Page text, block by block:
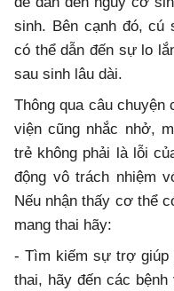
sinh. Bên cạnh đó,
có thể dẫn đến sự lo
sau sinh lâu dài.
Thông qua câu
viện cũng nhắc nhở,
trẻ không phải là lỗi
động vô trách nhiệm
Nếu nhận thấy cơ thể
mang thai hãy:
- Tìm kiếm sự trợ
thai, hãy đến các